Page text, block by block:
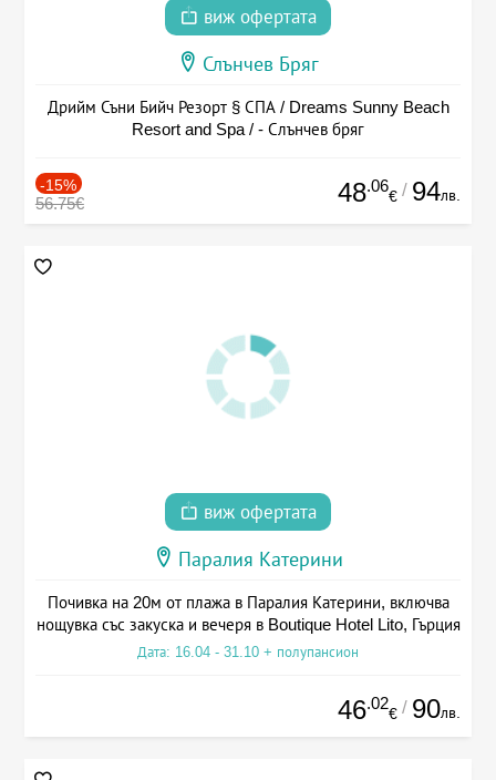
виж офертата
Слънчев Бряг
Дрийм Съни Бийч Резорт § СПА / Dreams Sunny Beach
Resort and Spa / - Слънчев бряг
-15%
56.75€ 48.06
€ / 94лв.
виж офертата
Паралия Катерини
Почивка на 20м от плажа в Паралия Катерини, включва
нощувка със закуска и вечеря в Boutique Hotel Lito, Гърция
Дата: 16.04 - 31.10 + полупансион
46.02
€ / 90лв.